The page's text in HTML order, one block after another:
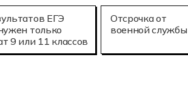
Отсрочка от
военной службы
ЕГЭ
только
9 или 11 классов